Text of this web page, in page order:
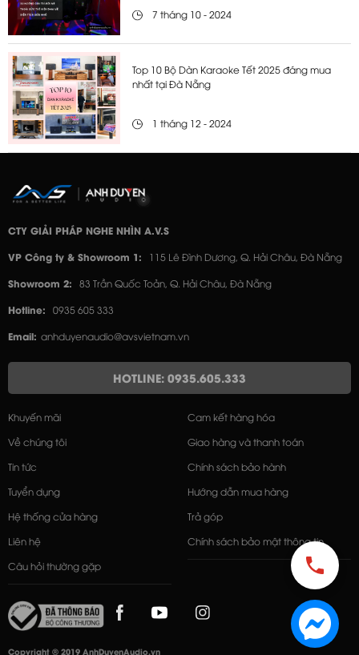
7 tháng 10 - 2024
Top 10 Bộ Dàn Karaoke Tết 2025 đáng mua
nhất tại Đà Nẵng
1 tháng 12 - 2024
CTY GIẢI PHÁP NGHE NHÌN A.V.S
VP Công ty & Showroom 1: 115 Lê Đình Dương, Q. Hải Châu, Đà Nẵng
Showroom 2: 83 Trần Quốc Toản, Q. Hải Châu, Đà Nẵng
Hotline: 0935 605 333
Email: anhduyenaudio@avsvietnam.vn
HOTLINE: 0935.605.333
Khuyến mãi
Về chúng tôi
Tin tức
Tuyển dụng
Hệ thống cửa hàng
Liên hệ
Câu hỏi thường gặp
Cam kết hàng hóa
Giao hàng và thanh toán
Chính sách bảo hành
Hướng dẫn mua hàng
Trả góp
Chính sách bảo mật thông tin
Copyright © 2019 AnhDuyenAudio.vn